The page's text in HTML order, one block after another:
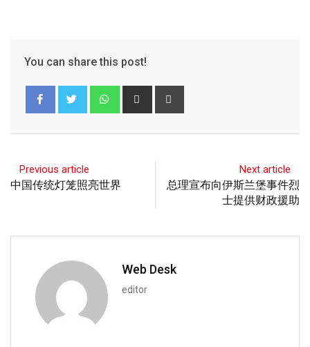
You can share this post!
Previous article
中国传统灯笼照亮世界
Next article
总理宣布向伊斯兰堡事件烈
士提供财政援助
Web Desk
editor